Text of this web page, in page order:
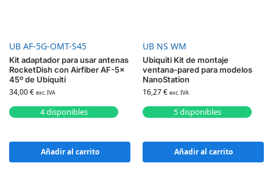
UB AF-5G-OMT-S45
Kit adaptador para usar antenas
RocketDish con Airfiber AF-5x
45º de Ubiquiti
34,00€ exc. IVA
Añadir al carrito
4 disponibles
UB NS WM
Ubiquiti Kit de montaje
ventana-pared para modelos
NanoStation
16,27€ exc. IVA
Añadir al carrito
5 disponibles